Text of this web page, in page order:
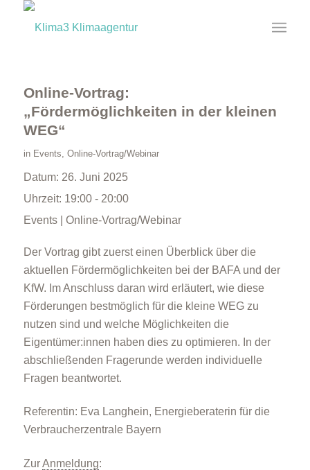
Online-Vortrag:
„Fördermöglichkeiten in der kleinen
WEG“
in Events, Online-Vortrag/Webinar
Datum: 26. Juni 2025
Uhrzeit: 19:00 - 20:00
Events | Online-Vortrag/Webinar
Der Vortrag gibt zuerst einen Überblick über die
aktuellen Fördermöglichkeiten bei der BAFA und der
KfW. Im Anschluss daran wird erläutert, wie diese
Förderungen bestmöglich für die kleine WEG zu
nutzen sind und welche Möglichkeiten die
Eigentümer:innen haben dies zu optimieren. In der
abschließenden Fragerunde werden individuelle
Fragen beantwortet.
Referentin: Eva Langhein, Energieberaterin für die
Verbraucherzentrale Bayern
ZurAnmeldung: